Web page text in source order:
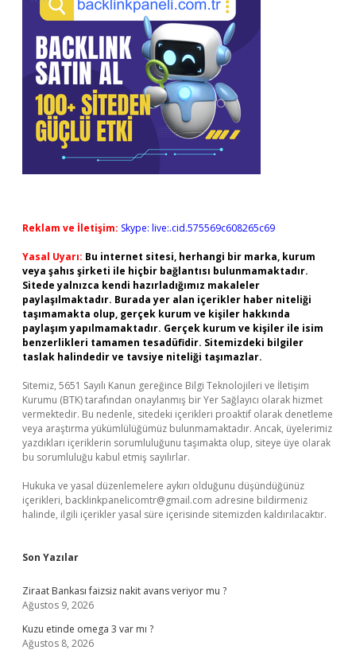
Reklam ve İletişim: Skype: live:.cid.575569c608265c69
Yasal Uyarı: Bu internet sitesi, herhangi bir marka, kurum
veya şahıs şirketi ile hiçbir bağlantısı bulunmamaktadır.
Sitede yalnızca kendi hazırladığımız makaleler
paylaşılmaktadır. Burada yer alan içerikler haber niteliği
taşımamakta olup, gerçek kurum ve kişiler hakkında
paylaşım yapılmamaktadır. Gerçek kurum ve kişiler ile isim
benzerlikleri tamamen tesadüfidir. Sitemizdeki bilgiler
taslak halindedir ve tavsiye niteliği taşımazlar.
Sitemiz, 5651 Sayılı Kanun gereğince Bilgi Teknolojileri ve İletişim
Kurumu (BTK) tarafından onaylanmış bir Yer Sağlayıcı olarak hizmet
vermektedir. Bu nedenle, sitedeki içerikleri proaktif olarak denetleme
veya araştırma yükümlülüğümüz bulunmamaktadır. Ancak, üyelerimiz
yazdıkları içeriklerin sorumluluğunu taşımakta olup, siteye üye olarak
bu sorumluluğu kabul etmiş sayılırlar.
Hukuka ve yasal düzenlemelere aykırı olduğunu düşündüğünüz
içerikleri, backlinkpanelicomtr@gmail.com adresine bildirmeniz
halinde, ilgili içerikler yasal süre içerisinde sitemizden kaldırılacaktır.
Son Yazılar
Ziraat Bankası faizsiz nakit avans veriyor mu ?
Ağustos 9, 2026
Kuzu etinde omega 3 var mı ?
Ağustos 8, 2026